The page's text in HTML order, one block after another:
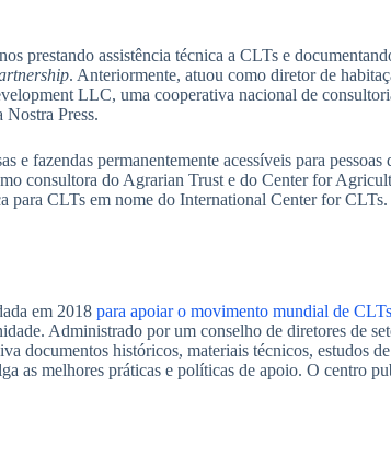
prestando assistência técnica a CLTs e
. Anteriormente, atuou como diretor de
LLC, uma cooperativa nacional de
Press.
e fazendas permanentemente acessíveis para
consultora do Agrarian Trust e do Center for
CLTs em nome do International Center for
em 2018 para apoiar o movimento mundial de CLTs
Administrado por um conselho de diretores de
documentos históricos, materiais técnicos, estudos
as melhores práticas e políticas de apoio. O centro